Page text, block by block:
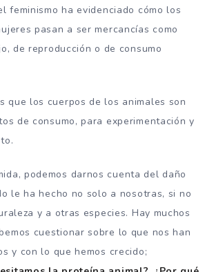
feminismo ha evidenciado cómo los
pasan a ser mercancías como
de reproducción o de consumo
que los cuerpos de los animales son
de consumo, para experimentación y
podemos darnos cuenta del daño
le ha hecho no solo a nosotras, si no
y a otras especies. Hay muchos
cuestionar sobre lo que nos han
y con lo que hemos crecido;